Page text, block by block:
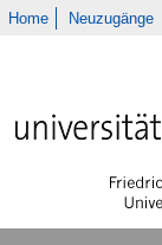
Home Neuzugänge